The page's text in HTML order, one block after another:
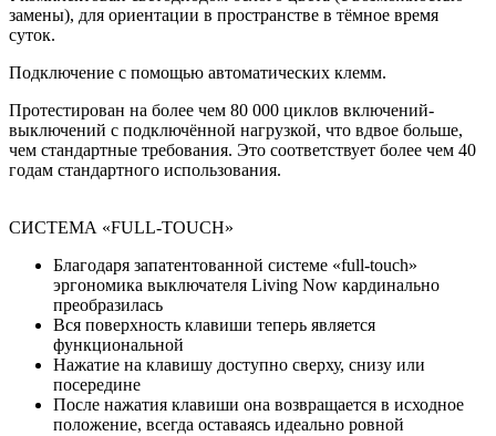
замены), для ориентации в пространстве в тёмное время
суток.
Подключение с помощью автоматических клемм.
Протестирован на более чем 80 000 циклов включений-
выключений с подключённой нагрузкой, что вдвое больше,
чем стандартные требования. Это соответствует более чем 40
годам стандартного использования.
СИСТЕМА «FULL-TOUCH»
Благодаря запатентованной системе «full-touch»
эргономика выключателя Living Now кардинально
преобразилась
Вся поверхность клавиши теперь является
функциональной
Нажатие на клавишу доступно сверху, снизу или
посередине
После нажатия клавиши она возвращается в исходное
положение, всегда оставаясь идеально ровной